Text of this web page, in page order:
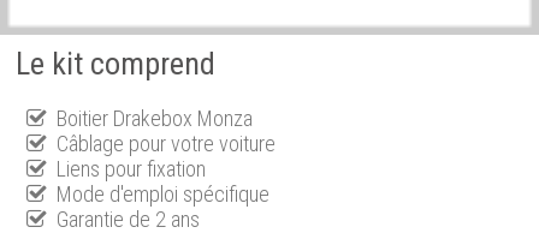
Le kit comprend
Boitier Drakebox Monza
Câblage pour votre voiture
Liens pour fixation
Mode d'emploi spécifique
Garantie de 2 ans